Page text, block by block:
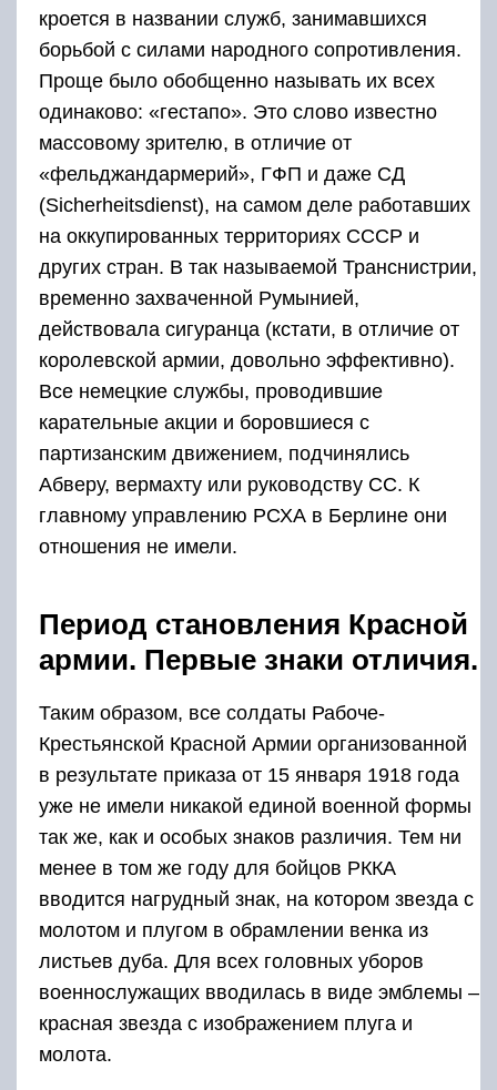
кроется в названии служб, занимавшихся
борьбой с силами народного сопротивления.
Проще было обобщенно называть их всех
одинаково: «гестапо». Это слово известно
массовому зрителю, в отличие от
«фельджандармерий», ГФП и даже СД
(Sicherheitsdienst), на самом деле работавших
на оккупированных территориях СССР и
других стран. В так называемой Транснистрии,
временно захваченной Румынией,
действовала сигуранца (кстати, в отличие от
королевской армии, довольно эффективно).
Все немецкие службы, проводившие
карательные акции и боровшиеся с
партизанским движением, подчинялись
Абверу, вермахту или руководству СС. К
главному управлению РСХА в Берлине они
отношения не имели.
Период становления Красной
армии. Первые знаки отличия.
Таким образом, все солдаты Рабоче-
Крестьянской Красной Армии организованной
в результате приказа от 15 января 1918 года
уже не имели никакой единой военной формы
так же, как и особых знаков различия. Тем ни
менее в том же году для бойцов РККА
вводится нагрудный знак, на котором звезда с
молотом и плугом в обрамлении венка из
листьев дуба. Для всех головных уборов
военнослужащих вводилась в виде эмблемы –
красная звезда с изображением плуга и
молота.